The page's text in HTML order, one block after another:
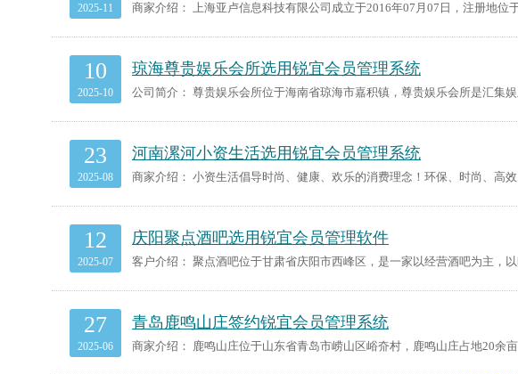
2025-11
10
2025-10
琼海尊贵娱乐会所选用锐宜会员管理系统
23
2025-08
河南漯河小资生活选用锐宜会员管理系统
12
2025-07
庆阳聚点酒吧选用锐宜会员管理软件
27
2025-06
青岛鹿鸣山庄签约锐宜会员管理系统